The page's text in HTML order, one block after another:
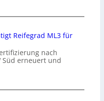
Reifegrad ML3 für
nach
Süd erneuert und